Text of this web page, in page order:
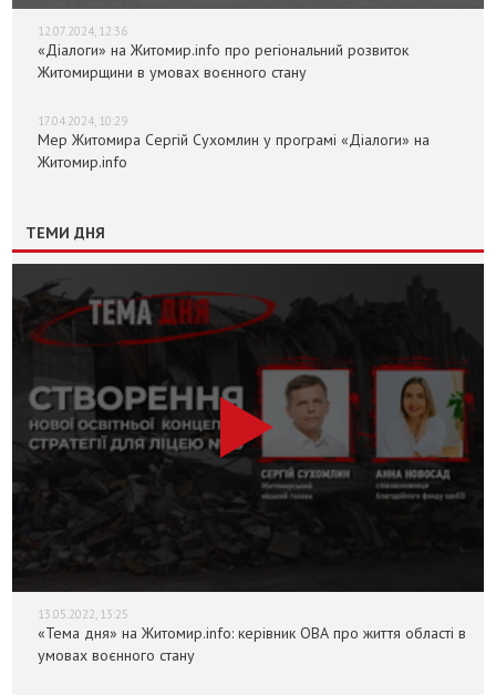
12.07.2024, 12:36
«Діалоги» на Житомир.info про регіональний розвиток
Житомирщини в умовах воєнного стану
17.04.2024, 10:29
Мер Житомира Сергій Сухомлин у програмі «Діалоги» на
Житомир.info
ТЕМИ ДНЯ
13.05.2022, 13:25
«Тема дня» на Житомир.info: керівник ОВА про життя області в
умовах воєнного стану